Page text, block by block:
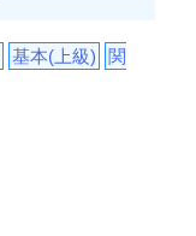
基本(上級)
関